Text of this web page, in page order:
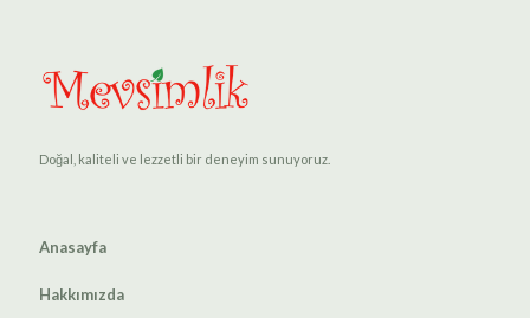
Doğal, kaliteli ve lezzetli bir deneyim sunuyoruz.
Anasayfa
Hakkımızda